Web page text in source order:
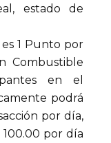
estado de
1 Punto por
Combustible
en el
podrá
por día,
por día